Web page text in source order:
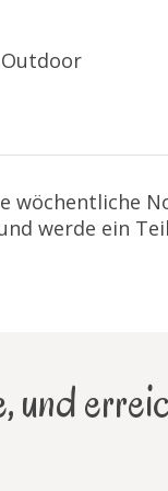
wöchentliche
werde ein
und